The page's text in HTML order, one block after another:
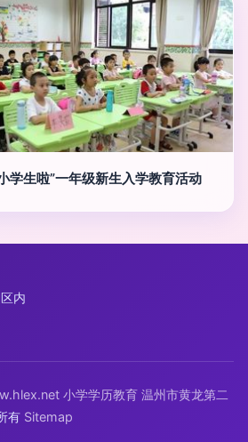
学生啦”一年级新生入学教育活动
内
小学学历教育 温州市黄龙第二
有 Sitemap